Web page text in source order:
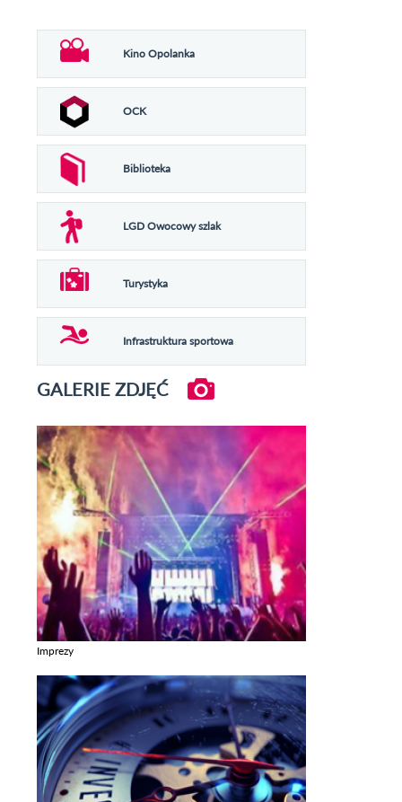
Kino Opolanka
OCK
Biblioteka
LGD Owocowy szlak
Turystyka
Infrastruktura sportowa
GALERIE ZDJĘĆ
Imprezy